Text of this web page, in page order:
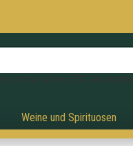
Weine und Spirituosen